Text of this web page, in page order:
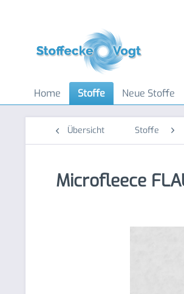
Home Stoffe Neue Stoffe
Übersicht Stoffe
Microfleece